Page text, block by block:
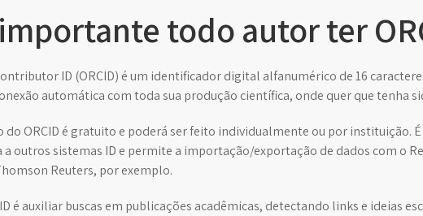
todo autor ter
ID (ORCID) é um identificador digital alfanumérico de 16
automática com toda sua produção científica, onde quer que tenha
do ORCID é gratuito e poderá ser feito individualmente ou por instituição.
outros sistemas ID e permite a importação/exportação de dados com o
Reuters, por exemplo.
é auxiliar buscas em publicações acadêmicas, detectando links e ideias